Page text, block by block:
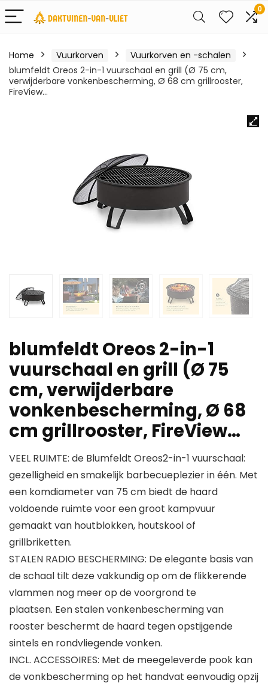
0
Home Vuurkorven
Vuurkorven en -schalen
blumfeldt Oreos 2-in-1 vuurschaal en grill (Ø 75 cm,
verwijderbare vonkenbescherming, Ø 68 cm grillrooster,
FireView…
blumfeldt Oreos 2-in-1
vuurschaal en grill (Ø 75
cm, verwijderbare
vonkenbescherming, Ø 68
cm grillrooster, FireView…
VEEL RUIMTE: de Blumfeldt Oreos2-in-1 vuurschaal:
gezelligheid en smakelijk barbecueplezier in één. Met
een komdiameter van 75 cm biedt de haard
voldoende ruimte voor een groot kampvuur
gemaakt van houtblokken, houtskool of
grillbriketten.
STALEN RADIO BESCHERMING: De elegante basis van
de schaal tilt deze vakkundig op om de flikkerende
vlammen nog meer op de voorgrond te
plaatsen. Een stalen vonkenbescherming van
rooster beschermt de haard tegen opstijgende
sintels en rondvliegende vonken.
INCL. ACCESSOIRES: Met de meegeleverde pook kan
de vonkbescherming op het handvat eenvoudig opzij